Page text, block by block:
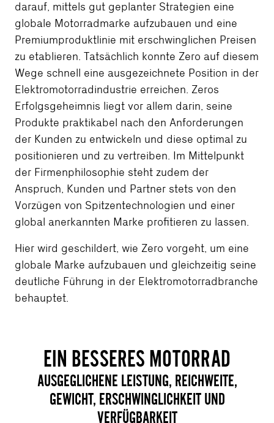
darauf, mittels gut geplanter Strategien eine
globale Motorradmarke aufzubauen und eine
Premiumproduktlinie mit erschwinglichen Preisen
zu etablieren. Tatsächlich konnte Zero auf diesem
Wege schnell eine ausgezeichnete Position in der
Elektromotorradindustrie erreichen. Zeros
Erfolgsgeheimnis liegt vor allem darin, seine
Produkte praktikabel nach den Anforderungen
der Kunden zu entwickeln und diese optimal zu
positionieren und zu vertreiben. Im Mittelpunkt
der Firmenphilosophie steht zudem der
Anspruch, Kunden und Partner stets von den
Vorzügen von Spitzentechnologien und einer
global anerkannten Marke profitieren zu lassen.
Hier wird geschildert, wie Zero vorgeht, um eine
globale Marke aufzubauen und gleichzeitig seine
deutliche Führung in der Elektromotorradbranche
behauptet.
EIN BESSERES MOTORRAD
AUSGEGLICHENE LEISTUNG, REICHWEITE,
GEWICHT, ERSCHWINGLICHKEIT UND
VERFÜGBARKEIT